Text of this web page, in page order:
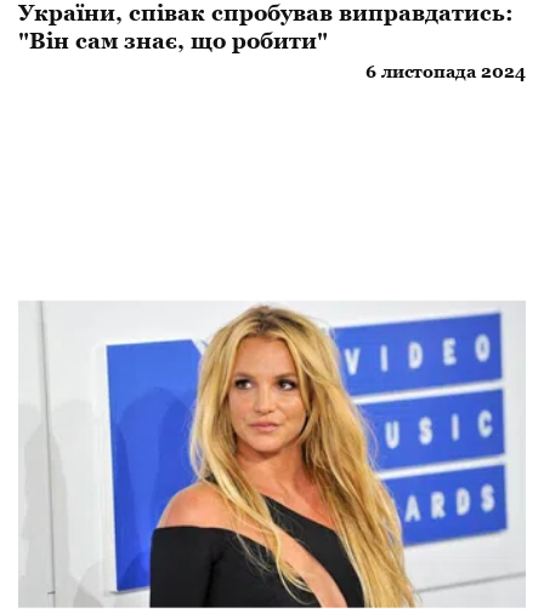
України, співак спробував виправдатись:
"Він сам знає, що робити"
6 листопада 2024